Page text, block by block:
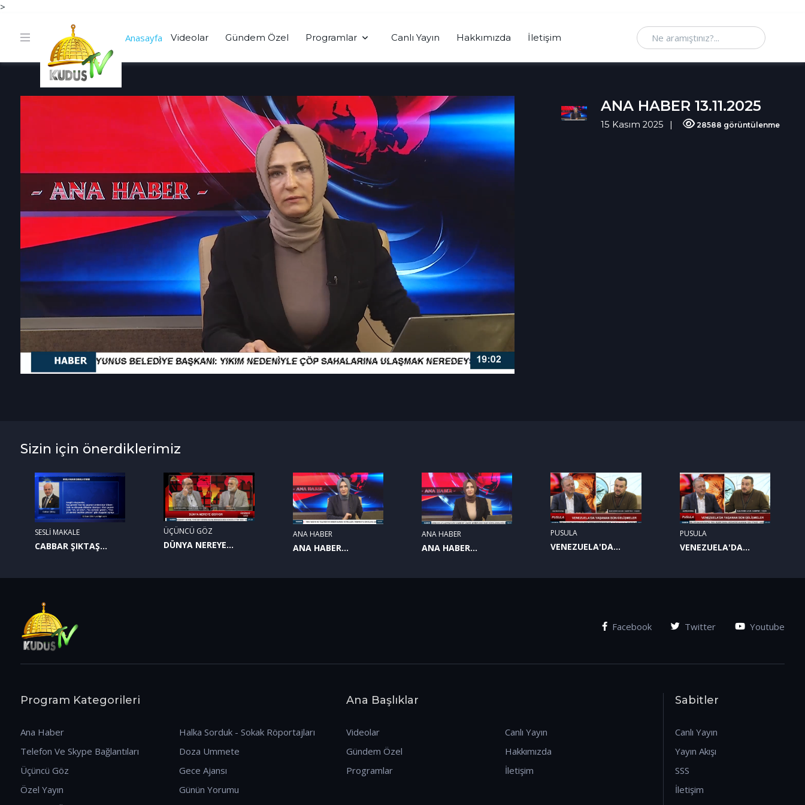
>
Anasayfa Videolar Gündem Özel Programlar Canlı Yayın Hakkımızda İletişim Ne aramıştınız
ANA HABER 13.11.2025
15 Kasım 2025 28588 görüntülenme
Sizin için önerdiklerimiz
SESLİ MAKALE
CABBAR ŞIKTAŞ
ÜÇÜNCÜ GÖZ
DÜNYA NEREYE
ANA HABER
ANA HABER
ANA HABER
ANA HABER
PUSULA
VENEZUELA'DA
PUSULA
VENEZUELA'DA
Facebook Twitter Youtube
Program Kategorileri
Ana Haber
Telefon Ve Skype Bağlantıları
Üçüncü Göz
Özel Yayın
Halka Sorduk - Sokak Röportajları
Doza Ummete
Gece Ajansı
Günün Yorumu
Ana Başlıklar
Videolar
Gündem Özel
Programlar
Canlı Yayın
Hakkımızda
İletişim
Sabitler
Canlı Yayın
Yayın Akışı
SSS
İletişim